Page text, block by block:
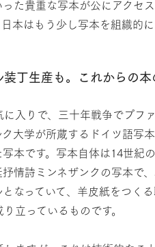
た貴重な写本が公にアクセ
本はもう少し写本を組織的
丁生産も。これからの
入りで、三十年戦争でプ
大学が所蔵するドイツ語写
本です。写本自体は14世
情詩ミンネザンクの写本で
なっていて、羊皮紙をつく
立っているものです。